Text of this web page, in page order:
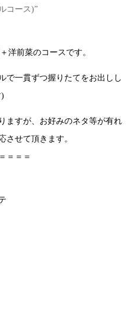
コース)”
洋前菜のコースです。
で一貫ずつ握りたてをお出しし
ますが、お好みのネタ等が有れ
させて頂きます。
＝＝＝